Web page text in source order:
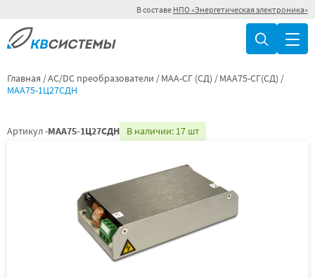
В составе НПО «Энергетическая электроника»
Главная AC/DC преобразователи МАА-СГ (СД)
МАА75-СГ(СД)
МАА75-1Ц27СДН
Артикул -МАА75-1Ц27СДН В наличии: 17 шт